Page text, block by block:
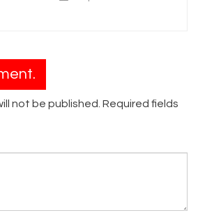
not be published. Required fields